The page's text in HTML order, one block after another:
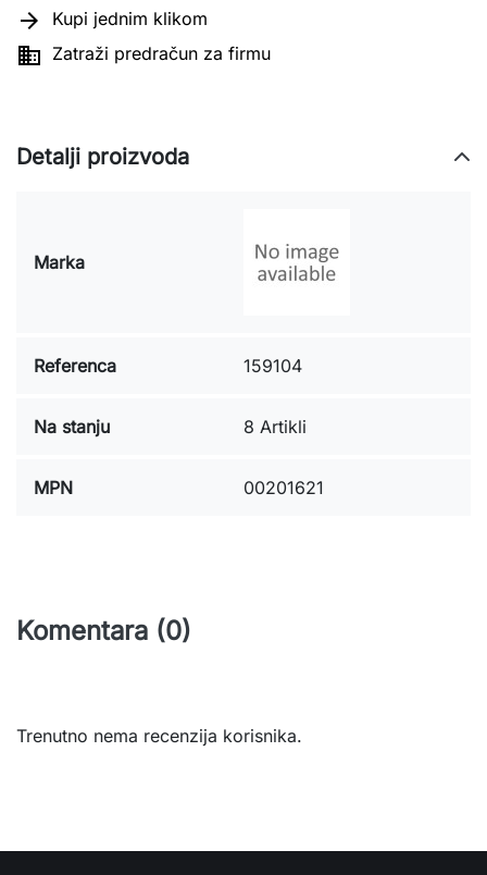
 Kupi jednim klikom
 Zatraži predračun za firmu
Detalji proizvoda
Marka
Referenca 159104
Na stanju 8 Artikli
MPN 00201621
Komentara (0)
Trenutno nema recenzija korisnika.